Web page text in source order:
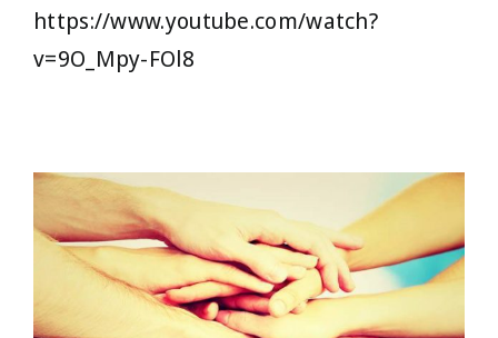
https://www.youtube.com/watch?
v=9O_Mpy-FOl8